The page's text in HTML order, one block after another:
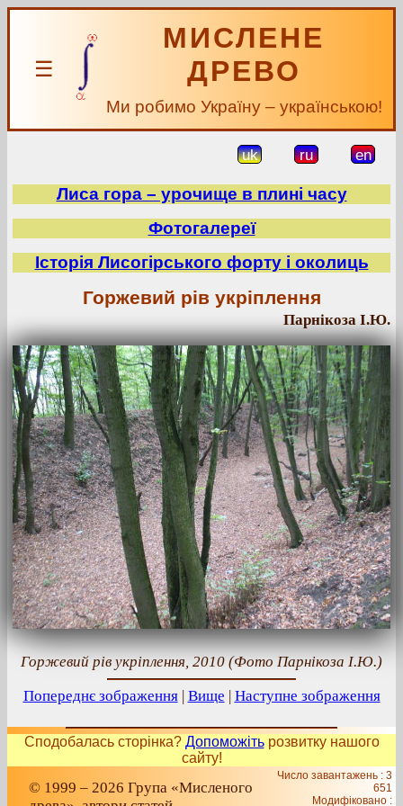
☰
МИСЛЕНЕ
ДРЕВО
Ми робимо Україну – українською!
uk ru en
Лиса гора – урочище в плині часу
Фотогалереї
Історія Лисогірського форту і околиць
Горжевий рів укріплення
Парнікоза І.Ю.
Горжевий рів укріплення, 2010 (Фото Парнікоза І.Ю.)
Попереднє зображення| Вище | Наступне зображення
Сподобалась сторінка? Допоможітьрозвитку нашого
сайту!
© 1999 – 2026 Група «Мисленого
Число завантажень : 3
651
Модифіковано :